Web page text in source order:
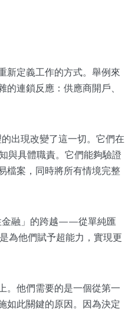
新定義工作的方式。舉例來
連鎖反應：供應商開戶、
出現改變了這一切。它們在
與具體職責。它們能夠驗證
檔案，同時將所有情境完整
金融」的跨越——從單純匯
為他們賦予超能力，實現更
。他們需要的是一個從第一
如此關鍵的原因。因為決定